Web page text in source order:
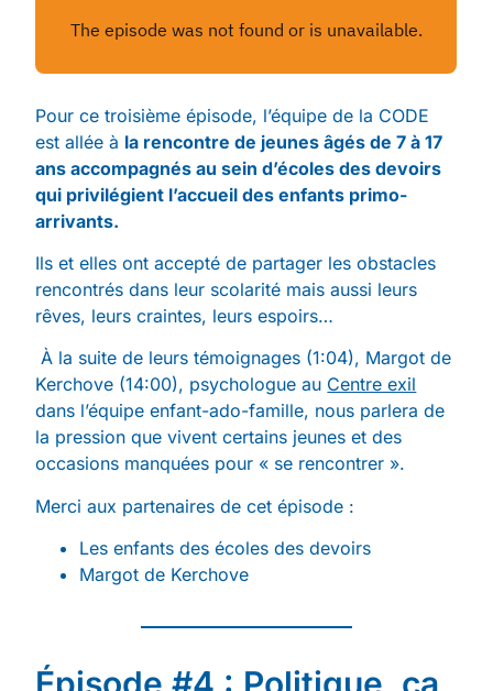
Pour ce troisième épisode, l’équipe de la CODE
est allée à la rencontre de jeunes âgés de 7 à 17
ans accompagnés au sein d’écoles des devoirs
qui privilégient l’accueil des enfants primo-
arrivants.
Ils et elles ont accepté de partager les obstacles
rencontrés dans leur scolarité mais aussi leurs
rêves, leurs craintes, leurs espoirs…
À la suite de leurs témoignages (1:04), Margot de
Kerchove (14:00), psychologue au Centre exil
dans l’équipe enfant-ado-famille, nous parlera de
la pression que vivent certains jeunes et des
occasions manquées pour « se rencontrer ».
Merci aux partenaires de cet épisode :
Les enfants des écoles des devoirs
Margot de Kerchove